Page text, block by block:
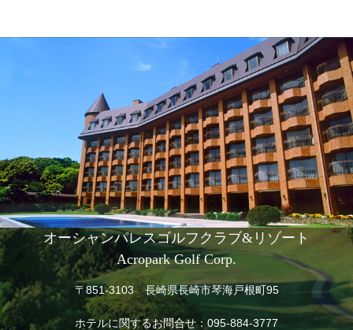
オーシャンパレスゴルフクラブ&リゾート
Acropark Golf Corp.
〒851-3103 長崎県長崎市琴海戸根町95
ホテルに関するお問合せ：095-884-3777